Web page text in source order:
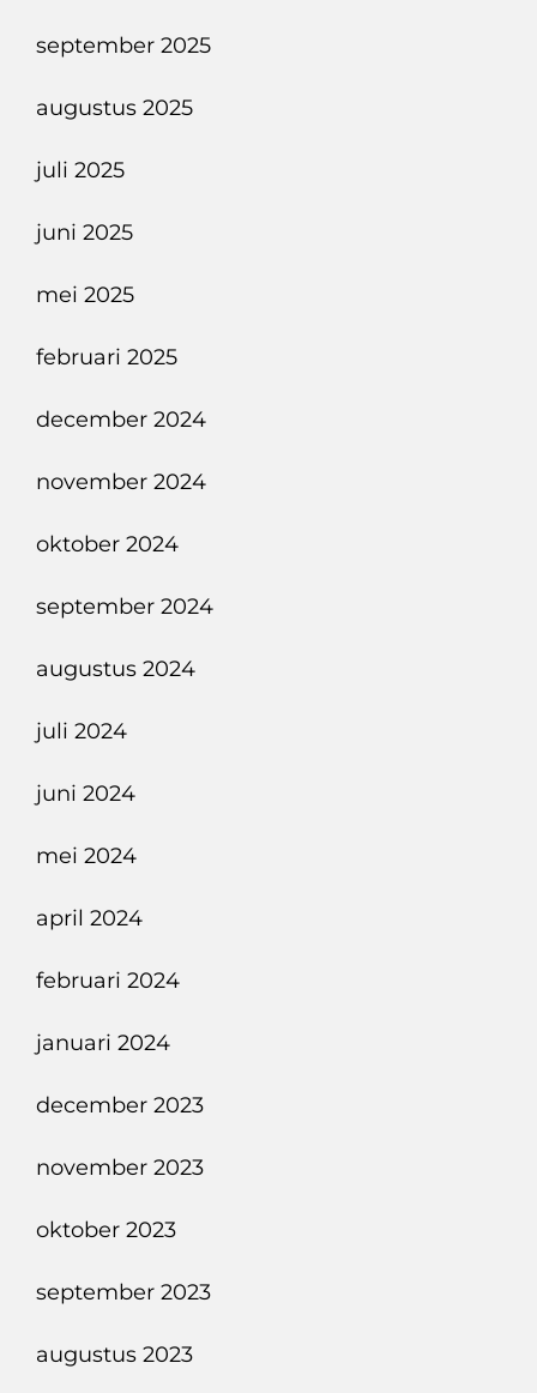
september 2025
augustus 2025
juli 2025
juni 2025
mei 2025
februari 2025
december 2024
november 2024
oktober 2024
september 2024
augustus 2024
juli 2024
juni 2024
mei 2024
april 2024
februari 2024
januari 2024
december 2023
november 2023
oktober 2023
september 2023
augustus 2023